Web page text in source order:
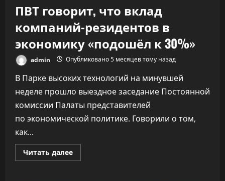
ПВТ говорит, что вклад
компаний-резидентов в
экономику «подошёл к 30%»
admin Опубликовано 5 месяцев тому назад
В Парке высоких технологий на минувшей
неделе прошло выездное заседание Постоянной
комиссии Палаты представителей
по экономической политике. Говорили о том,
как...
Читать далееПрочитать
больше